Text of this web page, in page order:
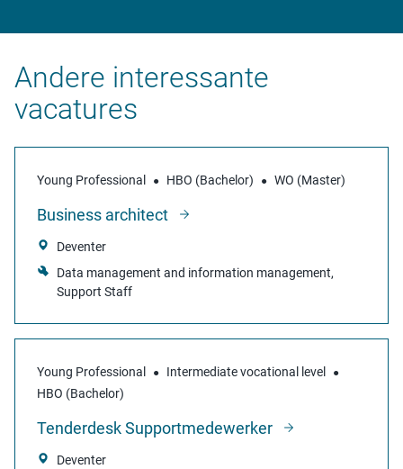
Andere interessante
vacatures
Young Professional HBO (Bachelor) WO (Master)
Business architect
Deventer
Data management and information management
Support Staff
Young Professional
Intermediate vocational level
HBO (Bachelor)
Tenderdesk Supportmedewerker
Deventer